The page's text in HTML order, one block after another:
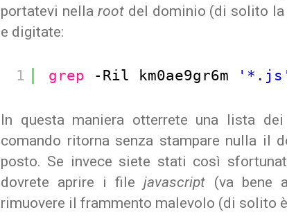
portatevi nella rootdel dominio (di solito
e digitate:
1 grep -Ril km0ae9gr6m
In questa maniera otterrete una lista
comando ritorna senza stampare nulla il
posto. Se invece siete stati così
dovrete aprire i filejavascript (va bene
rimuovere il frammento malevolo (di solito